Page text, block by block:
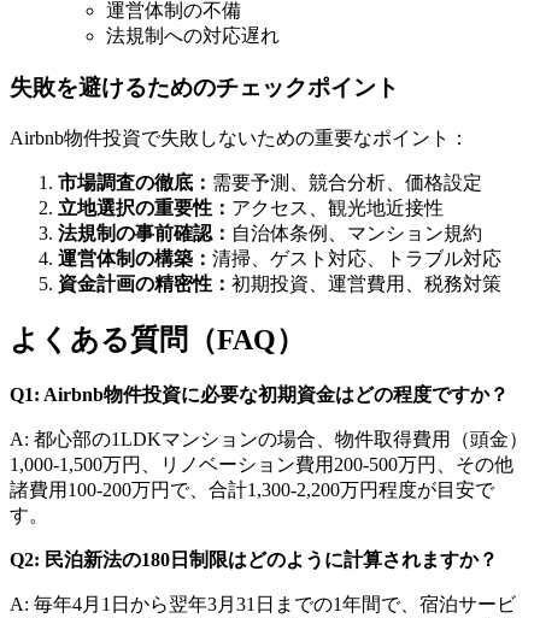
運営体制の不備
法規制への対応遅れ
失敗を避けるためのチェックポイント
Airbnb物件投資で失敗しないための重要なポイント：
市場調査の徹底： 需要予測、競合分析、価格設定
立地選択の重要性： アクセス、観光地近接性
法規制の事前確認： 自治体条例、マンション規約
運営体制の構築： 清掃、ゲスト対応、トラブル対応
資金計画の精密性： 初期投資、運営費用、税務対策
よくある質問（FAQ）
Q1: Airbnb物件投資に必要な初期資金はどの程度ですか？
A: 都心部の1LDKマンションの場合、物件取得費用（頭金）
1,000-1,500万円、リノベーション費用200-500万円、その他
諸費用100-200万円で、合計1,300-2,200万円程度が目安で
す。
Q2: 民泊新法の180日制限はどのように計算されますか？
A: 毎年4月1日から翌年3月31日までの1年間で、宿泊サービ